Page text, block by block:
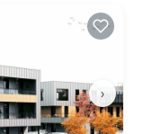
›